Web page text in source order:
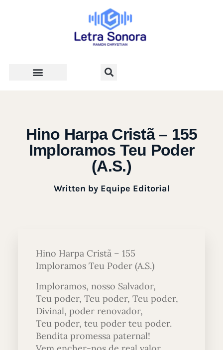
Hino Harpa Cristã – 155
Imploramos Teu Poder
(A.S.)
Written byEquipe Editorial
Hino Harpa Cristã – 155
Imploramos Teu Poder (A.S.)
Imploramos, nosso Salvador,
Teu poder, Teu poder, Teu poder,
Divinal, poder renovador,
Teu poder, teu poder teu poder.
Bendita promessa paternal!